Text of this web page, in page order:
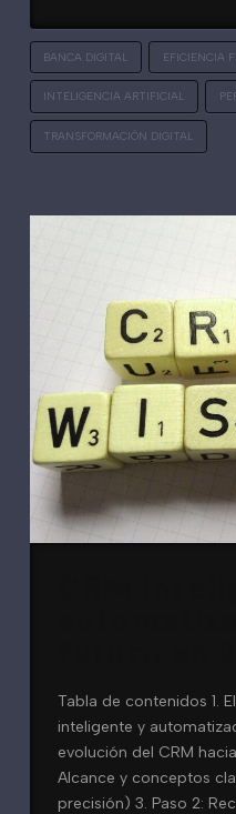
BANCA DIGITAL EFICIENCIA
INTELIGENCIA ARTIFICIAL
TRANSFORMACIÓN DIGITAL
Tabla de contenidos 1.
inteligente y
evolución del CRM
Alcance y conceptos
precisión) 3. Paso 2: